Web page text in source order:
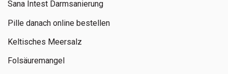
Sana Intest Darmsanierung
Pille danach online bestellen
Keltisches Meersalz
Folsäuremangel